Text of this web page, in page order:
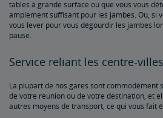
tables à grande surface ou que vous vous
amplement suffisant pour les jambes. Ou, si
vous lever pour vous dégourdir les jambes
pause.
Service reliant les centre-villes
La plupart de nos gares sont commodément
de votre réunion ou de votre destination, et
autres moyens de transport, ce qui vous fait